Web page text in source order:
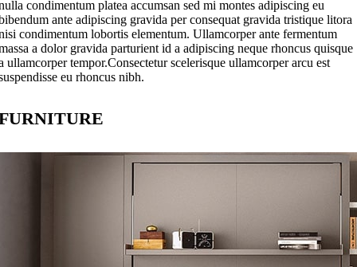
condimentum platea accumsan sed mi montes adipiscing eu
ante adipiscing gravida per consequat gravida tristique litora
condimentum lobortis elementum. Ullamcorper ante fermentum
a dolor gravida parturient id a adipiscing neque rhoncus quisque
ullamcorper tempor.Consectetur scelerisque ullamcorper arcu est
eu rhoncus nibh.